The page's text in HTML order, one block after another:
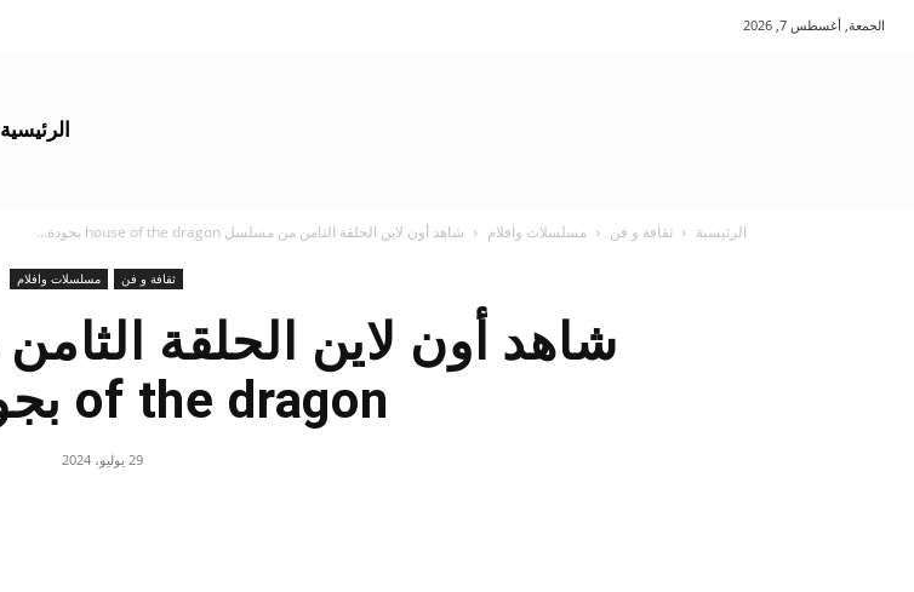
الجمعة, أغسطس 7, 2026
الرئيسية
الرئيسية ثقافة و فن مسلسلات وافلام شاهد أون لاين الحلقة الثامن من مسلسل house of the dragon بجودة...
ثقافة و فن مسلسلات وافلام
of the dragon بجودة عالية
29 يوليو، 2024